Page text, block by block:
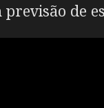
previsão de